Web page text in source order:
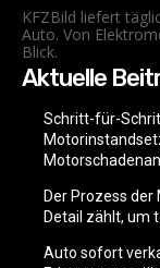
KFZBild liefert
Auto. Von
Blick.
Aktuelle
Schritt-für-
Der Prozess
Detail zählt, um
Auto sofort